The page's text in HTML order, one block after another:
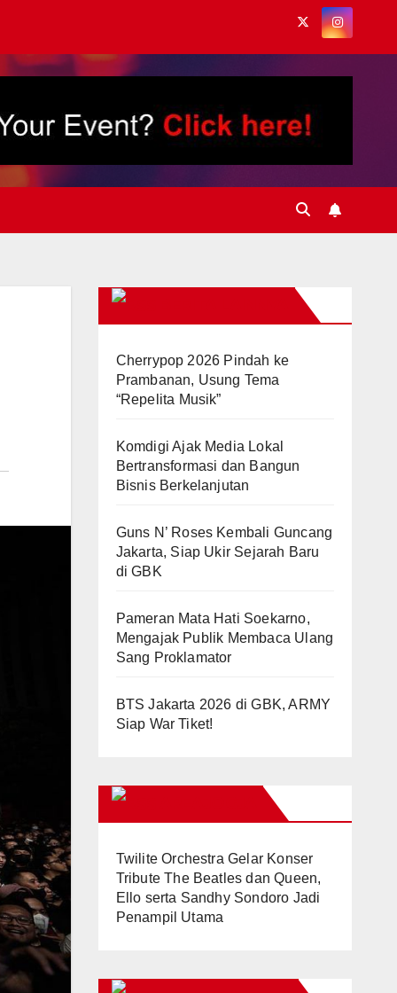
Cherrypop 2026 Pindah ke
Prambanan, Usung Tema
“Repelita Musik”
Komdigi Ajak Media Lokal
Bertransformasi dan Bangun
Bisnis Berkelanjutan
Guns N’ Roses Kembali Guncang
Jakarta, Siap Ukir Sejarah Baru
di GBK
Pameran Mata Hati Soekarno,
Mengajak Publik Membaca Ulang
Sang Proklamator
BTS Jakarta 2026 di GBK, ARMY
Siap War Tiket!
Twilite Orchestra Gelar Konser
Tribute The Beatles dan Queen,
Ello serta Sandhy Sondoro Jadi
Penampil Utama